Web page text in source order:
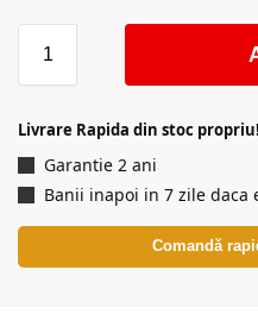
Livrare Rapida din stoc propriu!
Garantie 2 ani
Banii inapoi in 7 zile
Comandă